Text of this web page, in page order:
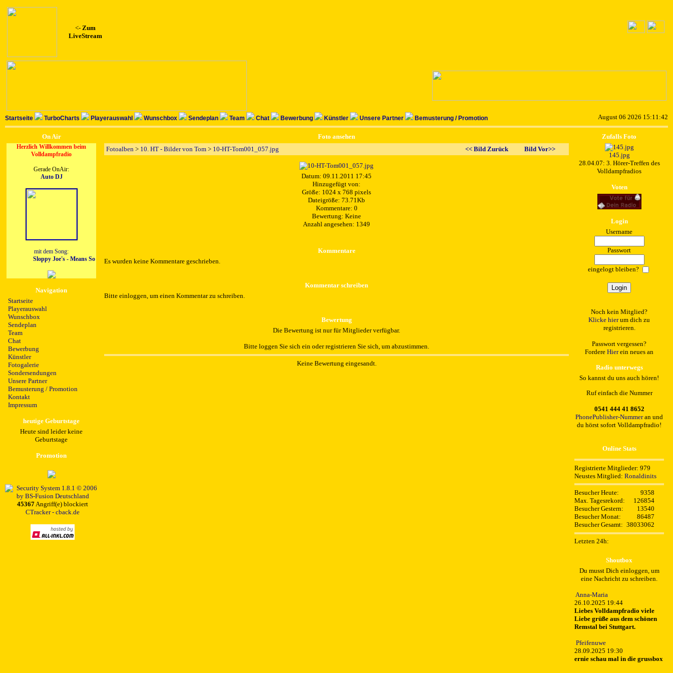
<- Zum
LiveStream
Startseite TurboCharts Playerauswahl Wunschbox Sendeplan Team Chat Bewerbung Künstler Unsere Partner Bemusterung / Promotion August 06 2026 15:11:42
On Air
Herzlich Willkommen beim
Volldampfradio
Gerade OnAir:
Auto DJ
mit dem Song:
Sloppy Joe's - Means So Much (Single Version)
Navigation
Startseite
Playerauswahl
Wunschbox
Sendeplan
Team
Chat
Bewerbung
Künstler
Fotogalerie
Sondersendungen
Unsere Partner
Bemusterung / Promotion
Kontakt
Impressum
heutige Geburtstage
Heute sind leider keine
Geburtstage
Promotion
45367Angriff(e) blockiert
CTracker - cback.de
Foto ansehen
Fotoalben > 10. HT - Bilder von Tom > 10-HT-Tom001_057.jpg << Bild Zurück Bild Vor>>
Datum: 09.11.2011 17:45
Hinzugefügt von:
Größe: 1024 x 768 pixels
Dateigröße: 73.71Kb
Kommentare: 0
Bewertung: Keine
Anzahl angesehen: 1349
Kommentare
Es wurden keine Kommentare geschrieben.
Kommentar schreiben
Bitte einloggen, um einen Kommentar zu schreiben.
Bewertung
Die Bewertung ist nur für Mitglieder verfügbar.
Bitte loggen Sie sich ein oder registrieren Sie sich, um abzustimmen.
Keine Bewertung eingesandt.
Zufalls Foto
145.jpg
28.04.07: 3. Hörer-Treffen des
Volldampfradios
Voten
Login
Username
Passwort
eingelogt bleiben?
Noch kein Mitglied?
Klicke hierum dich zu
registrieren.
Passwort vergessen?
Fordere Hierein neues an
Radio unterwegs
So kannst du uns auch hören!
Ruf einfach die Nummer
0541 444 41 8652
PhonePublisher-Nummeran und
du hörst sofort Volldampfradio!
Online Stats
Registrierte Mitglieder: 979
Neustes Mitglied: Ronaldinits
Besucher Heute:
9358
Max. Tagesrekord:
126854
Besucher Gestern:
13540
Besucher Monat:
86487
Besucher Gesamt: 38033062
Letzten 24h:
Shoutbox
Du musst Dich einloggen, um
eine Nachricht zu schreiben.
Anna-Maria
26.10.2025 19:44
Liebes Volldampfradio viele
Liebe grüße aus dem schönen
Remstal bei Stuttgart.
Pfeifenuwe
28.09.2025 19:30
ernie schau mal in die grussbox